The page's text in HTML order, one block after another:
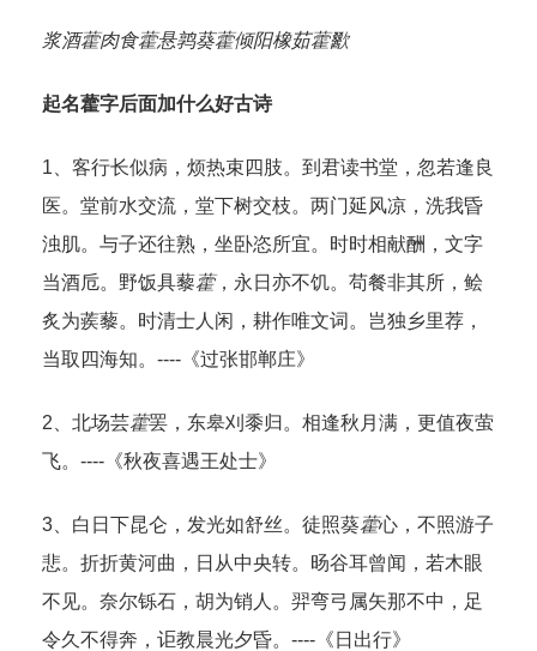
浆酒藿肉食藿悬鹑葵藿倾阳橡茹藿歠
起名藿字后面加什么好古诗
1、客行长似病，烦热束四肢。到君读书堂，忽若逢良
医。堂前水交流，堂下树交枝。两门延风凉，洗我昏
浊肌。与子还往熟，坐卧恣所宜。时时相献酬，文字
当酒卮。野饭具藜藿，永日亦不饥。苟餐非其所，鲙
炙为蒺藜。时清士人闲，耕作唯文词。岂独乡里荐，
当取四海知。----《过张邯郸庄》
2、北场芸藿罢，东皋刈黍归。相逢秋月满，更值夜萤
飞。----《秋夜喜遇王处士》
3、白日下昆仑，发光如舒丝。徒照葵藿心，不照游子
悲。折折黄河曲，日从中央转。旸谷耳曾闻，若木眼
不见。奈尔铄石，胡为销人。羿弯弓属矢那不中，足
令久不得奔，讵教晨光夕昏。----《日出行》